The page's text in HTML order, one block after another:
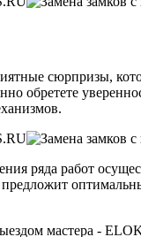
сюрпризы,
обретете
ряда работ